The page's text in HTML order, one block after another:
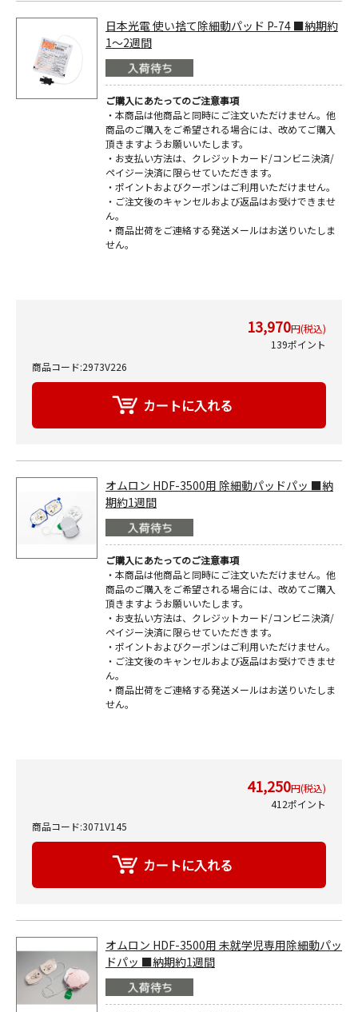
日本光電 使い捨て除細動パッド P-74 ■納期約
1～2週間
ご購入にあたってのご注意事項
・本商品は他商品と同時にご注文いただけません。他
商品のご購入をご希望される場合には、改めてご購入
頂きますようお願いいたします。
・お支払い方法は、クレジットカード/コンビニ決済/
ペイジー決済に限らせていただきます。
・ポイントおよびクーポンはご利用いただけません。
・ご注文後のキャンセルおよび返品はお受けできませ
ん。
・商品出荷をご連絡する発送メールはお送りいたしま
せん。
13,970円(税込)
139ポイント
商品コード:2973V226
オムロン HDF-3500用 除細動パッドパッ ■納
期約1週間
ご購入にあたってのご注意事項
・本商品は他商品と同時にご注文いただけません。他
商品のご購入をご希望される場合には、改めてご購入
頂きますようお願いいたします。
・お支払い方法は、クレジットカード/コンビニ決済/
ペイジー決済に限らせていただきます。
・ポイントおよびクーポンはご利用いただけません。
・ご注文後のキャンセルおよび返品はお受けできませ
ん。
・商品出荷をご連絡する発送メールはお送りいたしま
せん。
41,250円(税込)
412ポイント
商品コード:3071V145
オムロン HDF-3500用 未就学児専用除細動パッ
ドパッ ■納期約1週間